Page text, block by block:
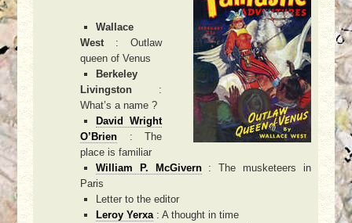
Wallace
West : Outlaw
queen of Venus
Berkeley
Livingston :
What’s a name ?
David Wright
O’Brien : The
place is familiar
William P. McGivern: The musketeers in
Paris
Letter to the editor
Leroy Yerxa : A thought in time